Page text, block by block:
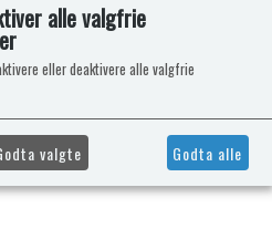
alle valgfrie
eller deaktivere alle valgfrie
valgte Godta alle